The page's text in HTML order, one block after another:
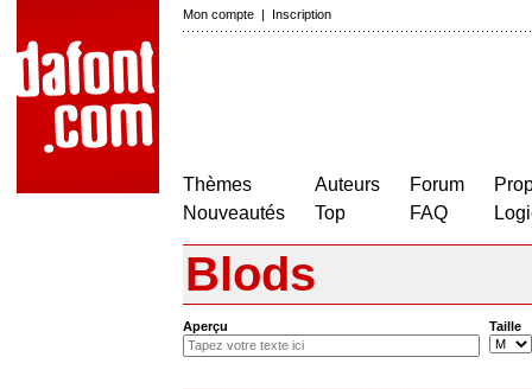
Mon compte | Inscription
Thèmes
Nouveautés
Auteurs
Top
Forum
FAQ
Blods
Aperçu Taille